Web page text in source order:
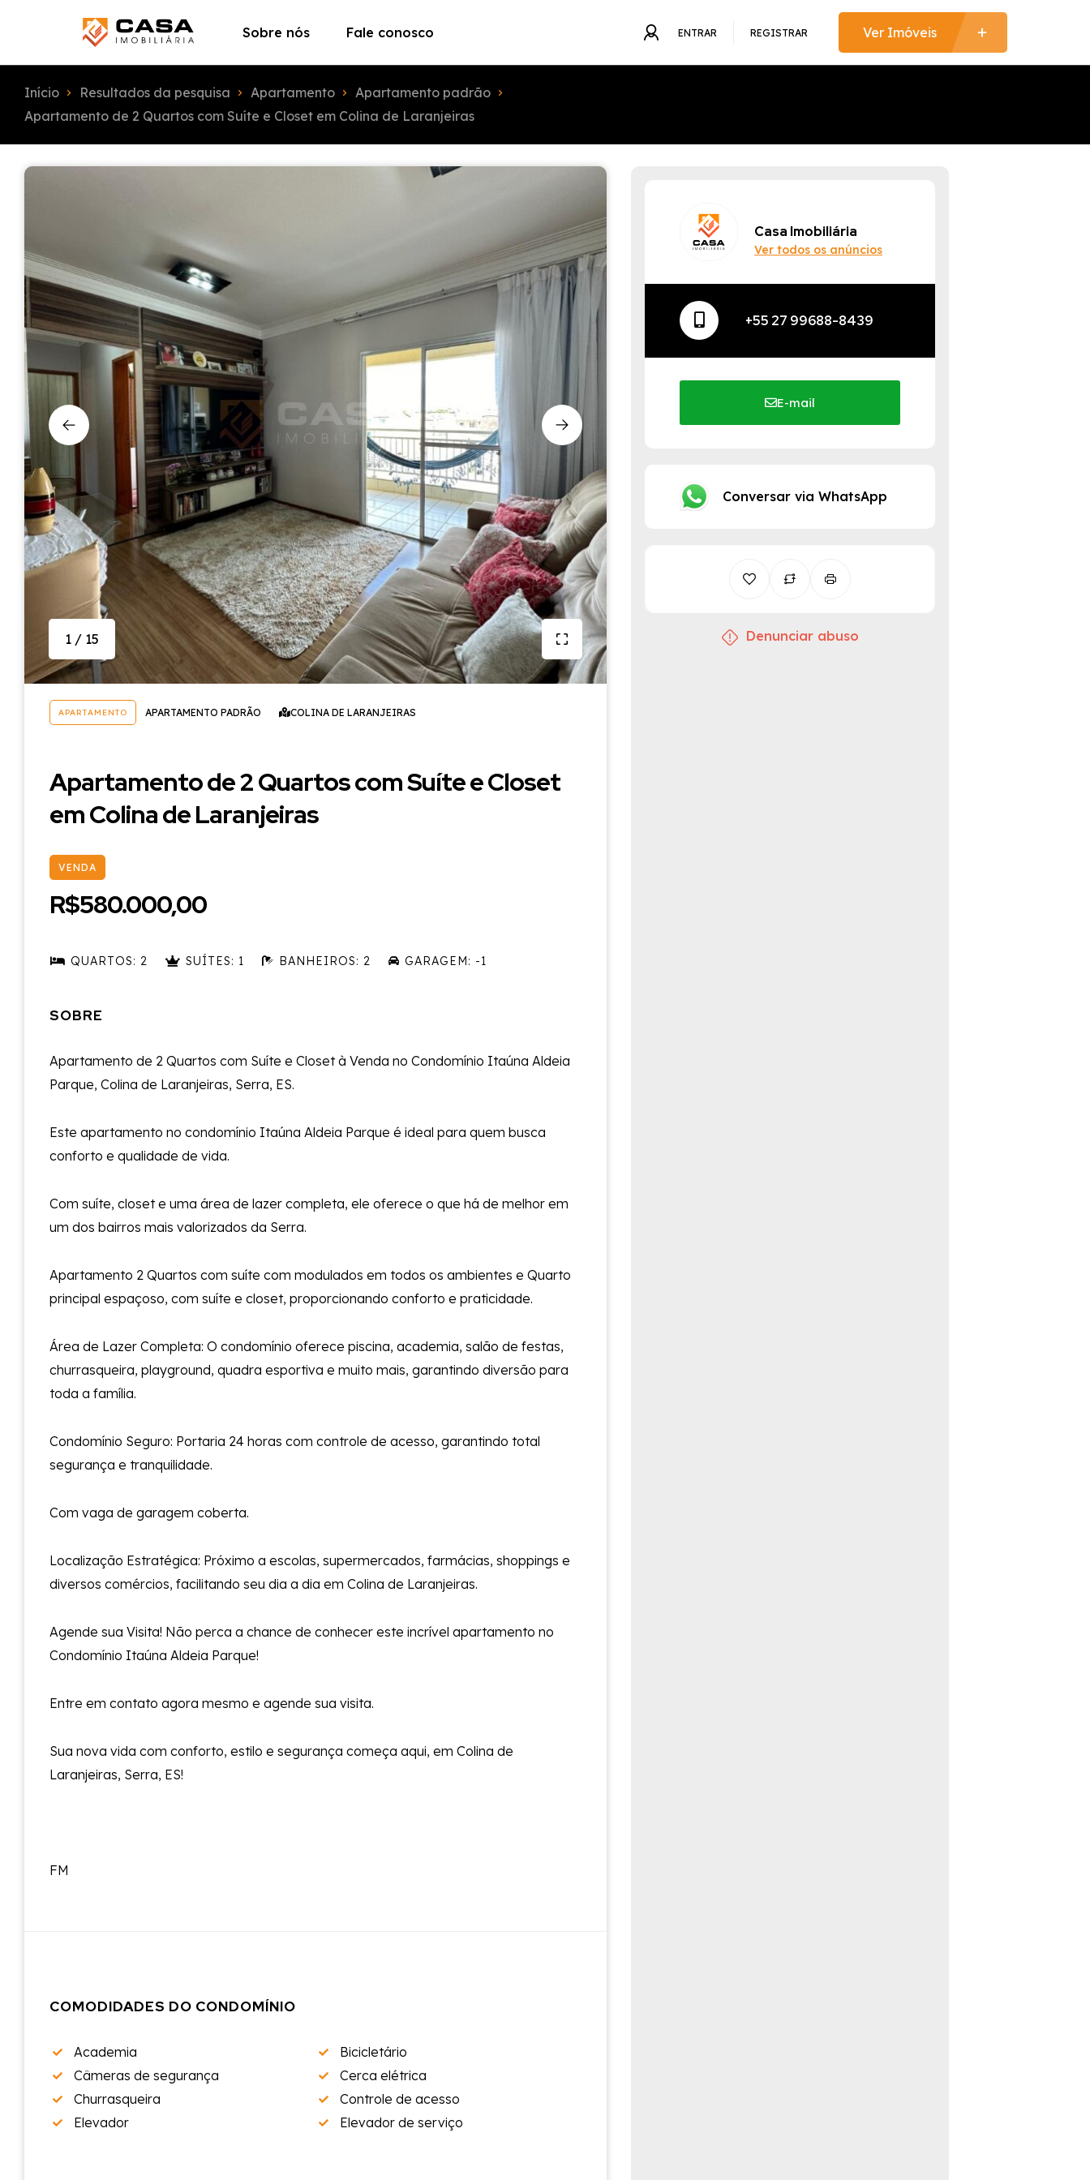
Sobre nós Fale conosco ENTRAR REGISTRAR
Início Resultados da pesquisa Apartamento
Apartamento padrão
Apartamento de 2 Quartos com Suíte e Closet em Colina de Laranjeiras
1 / 15
APARTAMENTO APARTAMENTO PADRÃO COLINA DE LARANJEIRAS
Apartamento de 2 Quartos com Suíte e Closet
em Colina de Laranjeiras
VENDA
R$580.000,00
QUARTOS: 2 SUÍTES: 1 BANHEIROS: 2 GARAGEM: -1
SOBRE
Apartamento de 2 Quartos com Suíte e Closet à Venda no Condomínio Itaúna Aldeia
Parque, Colina de Laranjeiras, Serra, ES.
Este apartamento no condomínio Itaúna Aldeia Parque é ideal para quem busca
conforto e qualidade de vida.
Com suíte, closet e uma área de lazer completa, ele oferece o que há de melhor em
um dos bairros mais valorizados da Serra.
Apartamento 2 Quartos com suíte com modulados em todos os ambientes e Quarto
principal espaçoso, com suíte e closet, proporcionando conforto e praticidade.
Área de Lazer Completa: O condomínio oferece piscina, academia, salão de festas,
churrasqueira, playground, quadra esportiva e muito mais, garantindo diversão para
toda a família.
Condomínio Seguro: Portaria 24 horas com controle de acesso, garantindo total
segurança e tranquilidade.
Com vaga de garagem coberta.
Localização Estratégica: Próximo a escolas, supermercados, farmácias, shoppings e
diversos comércios, facilitando seu dia a dia em Colina de Laranjeiras.
Agende sua Visita! Não perca a chance de conhecer este incrível apartamento no
Condomínio Itaúna Aldeia Parque!
Entre em contato agora mesmo e agende sua visita.
Sua nova vida com conforto, estilo e segurança começa aqui, em Colina de
Laranjeiras, Serra, ES!
FM
COMODIDADES DO CONDOMÍNIO
Academia
Bicicletário
Câmeras de segurança
Cerca elétrica
Churrasqueira
Controle de acesso
Elevador
Elevador de serviço
Casa Imobiliária
Ver todos os anúncios
+55 27 99688-8439
E-mail
Conversar via WhatsApp
Denunciar abuso